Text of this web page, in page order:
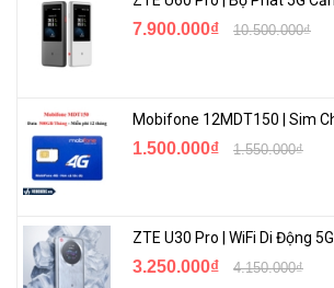
✪ Hỗ trợ quạt tản nhiệt
7.900.000₫ 10.500.000₫
1.500.000₫ 1.550.000₫
3.250.000₫ 4.150.000₫